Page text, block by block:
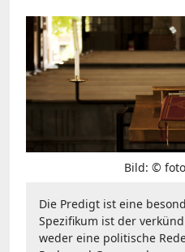
Bild: ©
Die Predigt ist eine
Spezifikum ist der
weder eine politische